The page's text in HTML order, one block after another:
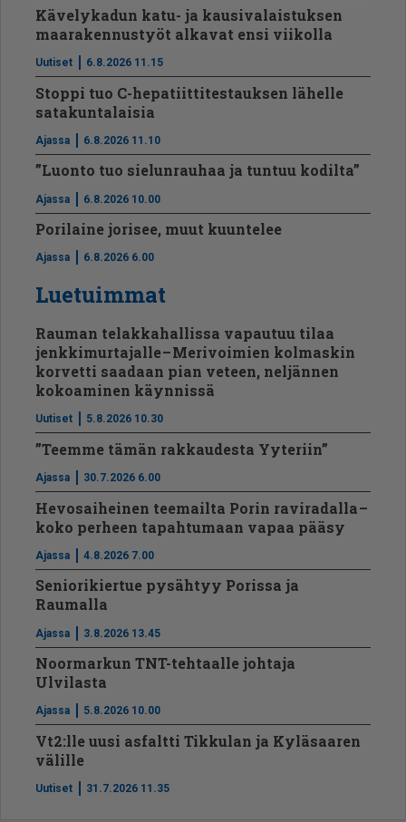
Kävelykadun katu- ja kausivalaistuksen
maarakennustyöt alkavat ensi viikolla
Uutiset 6.8.2026 11.15
Stoppi tuo C-hepatiit­ti­tes­tauksen lähelle
satakuntalaisia
Ajassa 6.8.2026 11.10
”Luonto tuo sielunrauhaa ja tuntuu kodilta”
Ajassa 6.8.2026 10.00
Porilaine jorisee, muut kuuntelee
Ajassa 6.8.2026 6.00
Luetuimmat
Rauman telakkahallissa vapautuu tilaa
jenkkimurtajalle – Merivoimien kolmaskin
korvetti saadaan pian veteen, neljännen
kokoaminen käynnissä
Uutiset 5.8.2026 10.30
”Teemme tämän rakkaudesta Yyteriin”
Ajassa 30.7.2026 6.00
Hevosaiheinen teemailta Porin raviradalla –
koko perheen tapahtumaan vapaa pääsy
Ajassa 4.8.2026 7.00
Seniorikiertue pysähtyy Porissa ja
Raumalla
Ajassa 3.8.2026 13.45
Noormarkun TNT-tehtaalle johtaja
Ulvilasta
Ajassa 5.8.2026 10.00
Vt2:lle uusi asfaltti Tikkulan ja Kyläsaaren
välille
Uutiset 31.7.2026 11.35